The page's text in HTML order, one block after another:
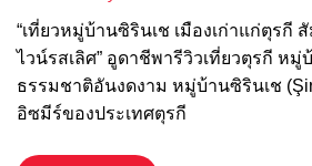
“เที่ยวหมู่บ้านซิรินเช เมืองเก่าแก่ตุรกี
ไวน์รสเลิศ” อูดาชีพารีวิวเที่ยวตุรกี หมู่
ธรรมชาติอันงดงาม หมู่บ้านซิรินเช
อิซมีร์ของประเทศตุรกี